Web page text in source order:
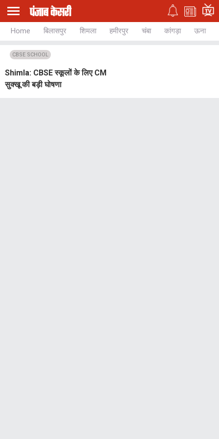
Home बिलासपुर शिमला हमीरपुर चंबा कांगड़ा ऊना
CBSE SCHOOL
Shimla: CBSE स्कूलों के लिए CM
सुक्खू की बड़ी घोषणा